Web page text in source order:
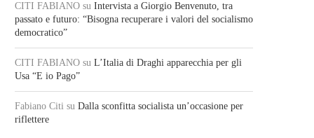
CITI FABIANO su Intervista a Giorgio Benvenuto, tra
passato e futuro: “Bisogna recuperare i valori del socialismo
democratico”
CITI FABIANO su L’Italia di Draghi apparecchia per gli
Usa “E io Pago”
Fabiano Citi su Dalla sconfitta socialista un’occasione per
riflettere